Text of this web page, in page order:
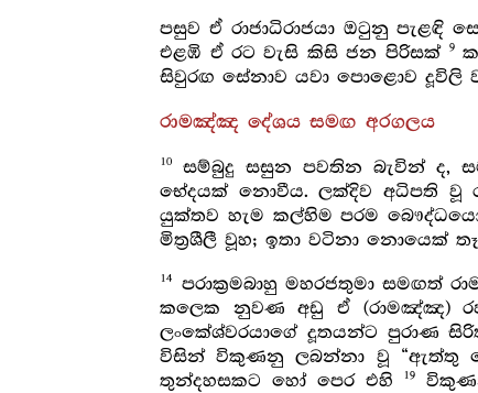
පසුව ඒ රාජාධිරාජයා ඔටුනු පැළඳි
එළඹි ඒ රට වැසි කිසි ජන පිරිසක් 9
සිවුරඟ සේනාව යවා පොළොව දූවිලි
රාමඤ්ඤ දේශය සමඟ අරගලය
10 සම්බුදු සසුන පවතින බැවින් ද,
භේදයක් නොවීය. ලක්දිව අධිපති වූ
යුක්තව හැම කල්හිම පරම
මිත්‍රශීලී වූහ; ඉතා වටිනා නොයෙක්
14 පරාක්‍රමබාහු මහරජතුමා
කලෙක නුවණ අඩු ඒ (රාමඤ්ඤ)
ලංකේශ්වරයාගේ දූතයන්ට පුරාණ
විසින් විකුණනු ලබන්නා වූ “ඇත්තු
තුන්දහසකට හෝ පෙර එහි
19